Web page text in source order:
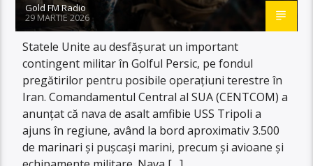
Gold FM Radio
29 MARTIE 2026
Statele Unite au desfășurat un important
contingent militar în Golful Persic, pe fondul
pregătirilor pentru posibile operațiuni terestre în
Iran. Comandamentul Central al SUA (CENTCOM) a
anunțat că nava de asalt amfibie USS Tripoli a
ajuns în regiune, având la bord aproximativ 3.500
de marinari și pușcași marini, precum și avioane și